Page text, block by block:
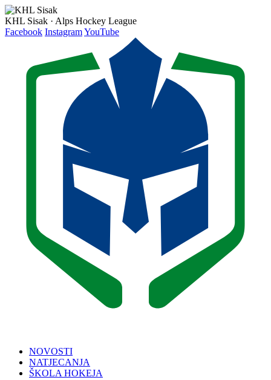
KHL Sisak · Alps Hockey League
Facebook InstagramYouTube
NOVOSTI
NATJECANJA
ŠKOLA HOKEJA